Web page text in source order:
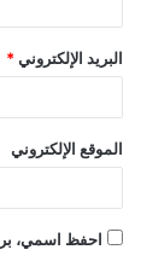
البريد الإلكتروني *
الموقع الإلكتروني
احفظ اسمي،